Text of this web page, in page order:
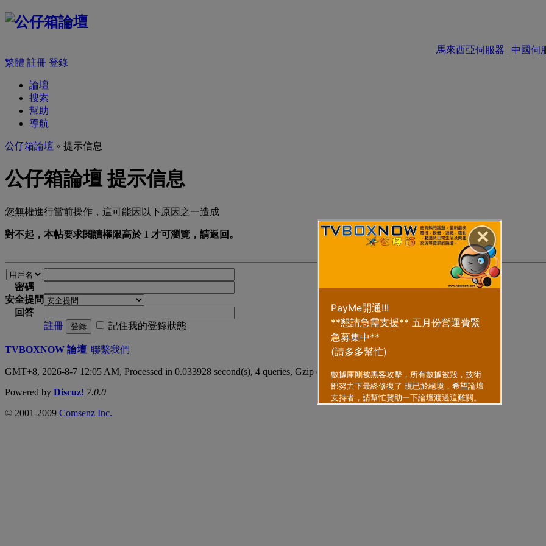
✕
馬來西亞伺服器 | 中國伺
繁體 註冊 登錄
論壇
搜索
幫助
導航
公仔箱論壇 » 提示信息
公仔箱論壇 提示信息
您無權進行當前操作，這可能因以下原因之一造成
對不起，本帖要求閱讀權限高於 1 才可瀏覽，請返回。
密碼
安全提問
回答
註冊
登錄 記住我的登錄狀態
TVBOXNOW 論壇 |聯繫我們
GMT+8, 2026-8-7 12:05 AM, Processed in 0.033928 second(s), 4 queries, Gzip enabled.
Powered by Discuz! 7.0.0
© 2001-2009 Comsenz Inc.